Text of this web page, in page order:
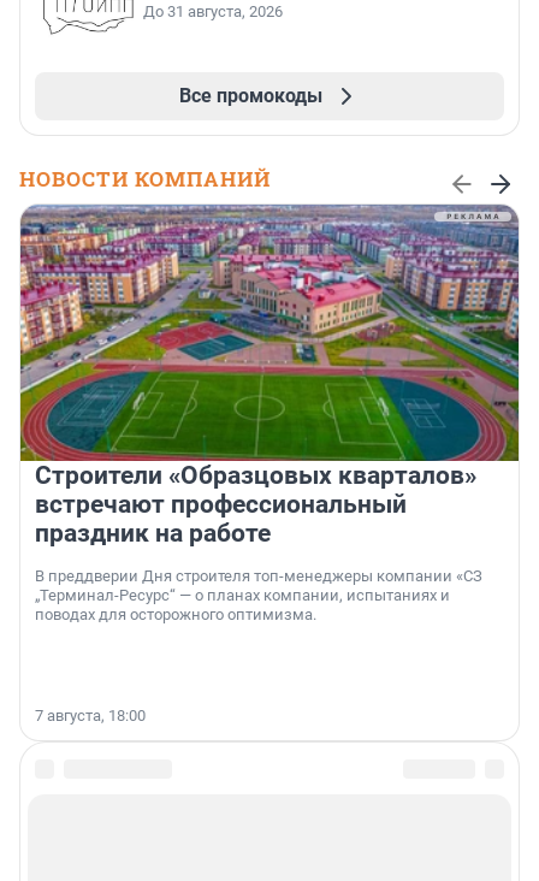
До 31 августа, 2026
Все промокоды
НОВОСТИ КОМПАНИЙ
Строители «Образцовых кварталов»
встречают профессиональный
праздник на работе
В преддверии Дня строителя топ-менеджеры компании «СЗ
„Терминал-Ресурс“ — о планах компании, испытаниях и
поводах для осторожного оптимизма.
7 августа, 18:00